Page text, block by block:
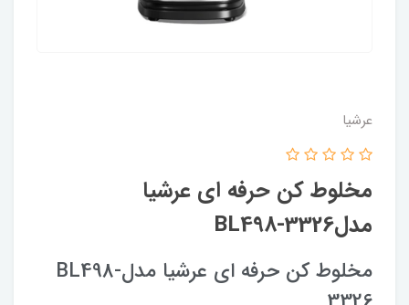
عرشیا
مخلوط کن حرفه ای عرشیا
مدلBL498-3326
مخلوط کن حرفه ای عرشیا مدلBL498-